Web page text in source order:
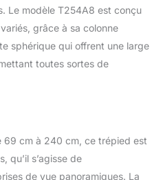
de
prendre des photos sous
n'importe quel angle.
Hauteur Réglable】La
de 4 sections est
qui est trépied
peut être plié 180 °
Le modèle T254A8 est conçu
grâce à sa colonne
sphérique qui offrent une large
toutes sortes de
69 cm à 240 cm, ce trépied est
qu’il s’agisse de
de vue panoramiques. La